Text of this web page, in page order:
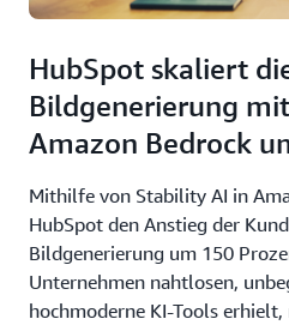
HubSpot skaliert
Bildgenerierung
Amazon Bedrock
Mithilfe von Stability AI in
HubSpot den Anstieg der
Bildgenerierung um 150
Unternehmen nahtlosen,
hochmoderne KI-Tools